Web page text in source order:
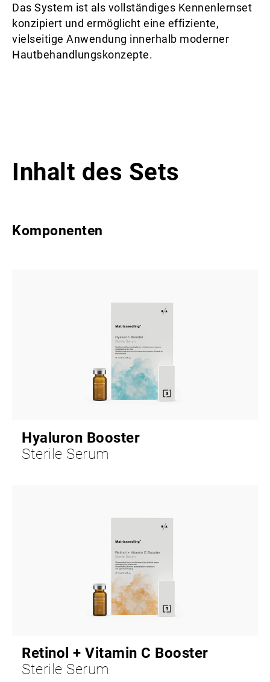
Das System ist als vollständiges Kennenlernset
konzipiert und ermöglicht eine effiziente,
vielseitige Anwendung innerhalb moderner
Hautbehandlungskonzepte.
Inhalt des Sets
Komponenten
Hyaluron Booster
Sterile Serum
Retinol + Vitamin C Booster
Sterile Serum